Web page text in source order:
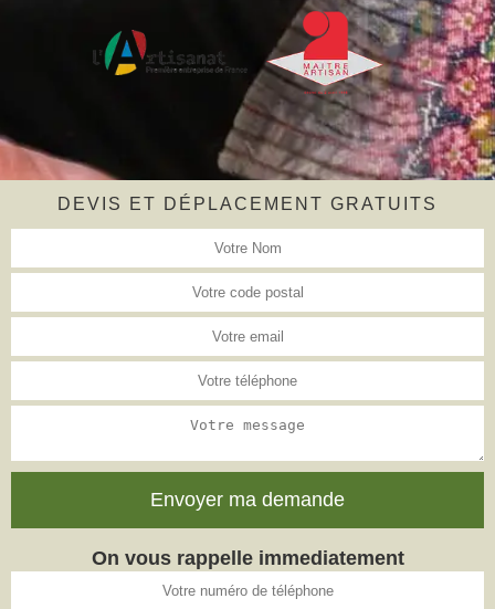
DEVIS ET DÉPLACEMENT GRATUITS
On vous rappelle immediatement